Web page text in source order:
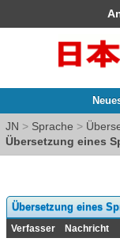
JN > Sprache >
Übersetzung eines
Übersetzung eines
Verfasser Nachricht